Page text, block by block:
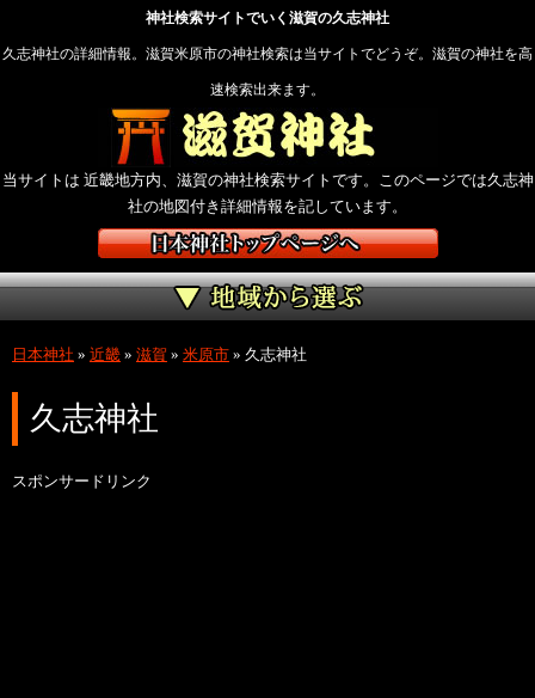
神社検索サイトでいく滋賀の久志神社
久志神社の詳細情報。滋賀米原市の神社検索は当サイトでどうぞ。滋賀の神社を高
速検索出来ます。
当サイトは 近畿地方内、滋賀の神社検索サイトです。このページでは久志神
社の地図付き詳細情報を記しています。
日本神社 » 近畿 » 滋賀 » 米原市 » 久志神社
久志神社
スポンサードリンク